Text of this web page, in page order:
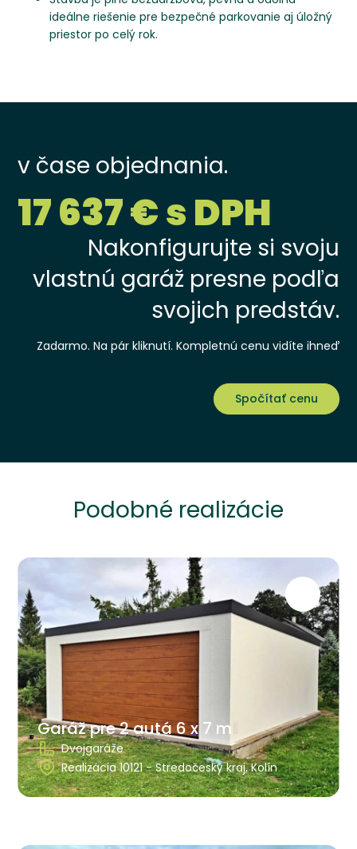
ideálne riešenie pre bezpečné parkovanie aj úložný
priestor po celý rok.
v čase objednania.
17 637 € s DPH
Nakonfigurujte si svoju
vlastnú garáž presne podľa
svojich predstáv.
Zadarmo. Na pár kliknutí. Kompletnú cenu vidíte ihneď
Spočítať cenu
Podobné realizácie
Garáž pre 2 autá 6 x 7 m
Dvojgaráže
Realizácia 10121 - Stredočeský kraj, Kolín